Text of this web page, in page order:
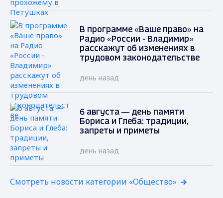
В программе «Ваше право» на
Радио «России - Владимир»
расскажут об изменениях в
трудовом законодательстве
день назад
6 августа — день памяти
Бориса и Глеба: традиции,
запреты и приметы
день назад
Смотреть новости категории «Общество»